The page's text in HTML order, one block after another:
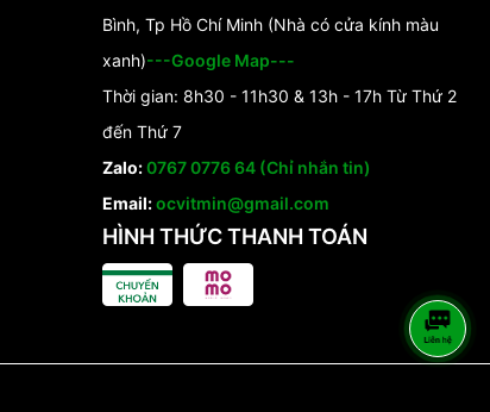
Bình, Tp Hồ Chí Minh (Nhà có cửa kính màu
xanh)---Google Map---
Thời gian: 8h30 - 11h30 & 13h - 17h Từ Thứ 2
đến Thứ 7
Zalo:0767 0776 64 (Chỉ nhắn tin)
Email:ocvitmin@gmail.com
HÌNH THỨC THANH TOÁN